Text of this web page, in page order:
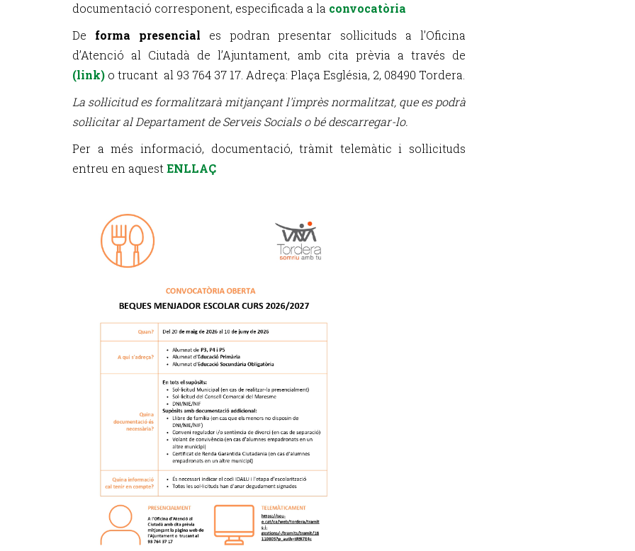
documentació corresponent, especificada a la convocatòria
De forma presencial es podran presentar sol·licituds a l’Oficina
d’Atenció al Ciutadà de l’Ajuntament, amb cita prèvia a través de
(link) o trucant al 93 764 37 17. Adreça: Plaça Església, 2, 08490 Tordera.
La sol·licitud es formalitzarà mitjançant l'imprès normalitzat, que es podrà
sol·licitar al Departament de Serveis Socials o bé descarregar-lo.
Per a més informació, documentació, tràmit telemàtic i sol·licituds
entreu en aquest ENLLAÇ